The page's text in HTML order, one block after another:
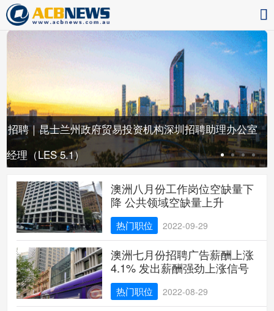
招聘｜昆士兰州政府贸易投资机构深圳招聘助理办公室
经理（LES 5.1）
澳洲八月份工作岗位空缺量下
降 公共领域空缺量上升
热门职位 2022-09-29
澳洲七月份招聘广告薪酬上涨
4.1% 发出薪酬强劲上涨信号
热门职位 2022-08-29